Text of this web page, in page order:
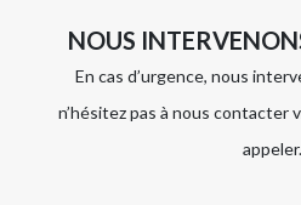
NOUS
En cas d’urgence, nous
n’hésitez pas à nous contacter
appeler.